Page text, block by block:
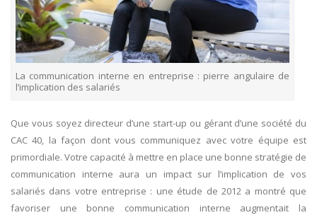
La communication interne en entreprise : pierre angulaire de
l’implication des salariés
Que vous soyez directeur d’une start-up ou gérant d’une société du
CAC 40, la façon dont vous communiquez avec votre équipe est
primordiale. Votre capacité à mettre en place une bonne stratégie de
communication interne aura un impact sur l’implication de vos
salariés dans votre entreprise : une étude de 2012 a montré que
favoriser une bonne communication interne augmentait la